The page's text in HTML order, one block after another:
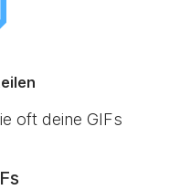
oft deine GIFs